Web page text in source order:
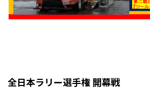
全日本ラリー選手権 開幕戦